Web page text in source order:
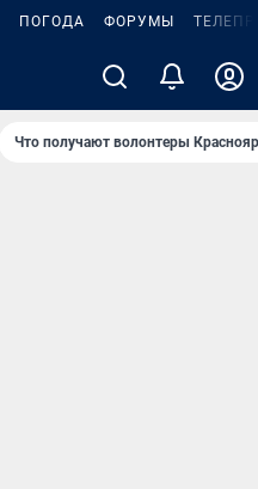
ПОГОДА ФОРУМЫ
Что получают волонтеры